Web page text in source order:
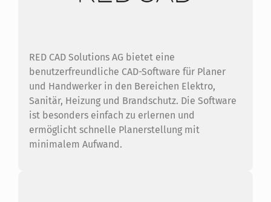
RED CAD Solutions AG bietet eine
benutzerfreundliche CAD-Software für Planer
und Handwerker in den Bereichen Elektro,
Sanitär, Heizung und Brandschutz. Die Software
ist besonders einfach zu erlernen und
ermöglicht schnelle Planerstellung mit
minimalem Aufwand.